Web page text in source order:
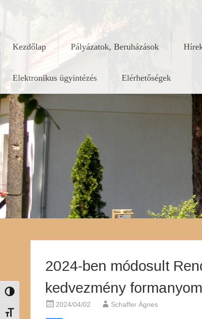
Nagy kontraszt váltása
Betűméret váltása
Kezdőlap Pályázatok, Beruházások
Elektronikus ügyintézés Elérhetőségek
2024-ben módosult
kedvezmény
2024/04/02 Schaffer Ágnes